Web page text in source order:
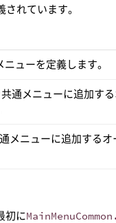
れています。
ューを定義します。
通メニューに追加す
メニューに追加する
初に